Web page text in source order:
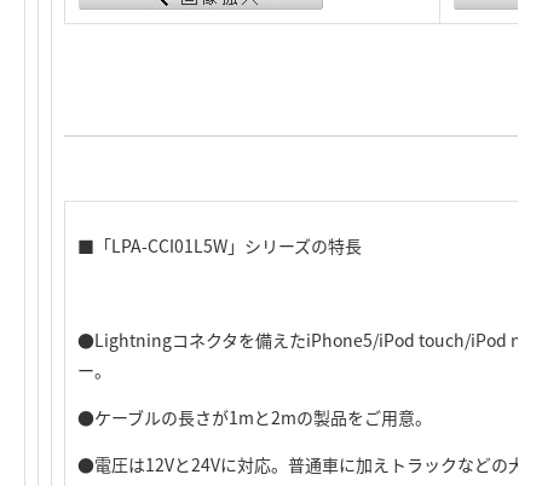
■「LPA-CCI01L5W」シリーズの特長
●Lightningコネクタを備えたiPhone5/iPod touch/iPod
ー。
●ケーブルの長さが1mと2mの製品をご用意。
●電圧は12Vと24Vに対応。普通車に加えトラックなどの大